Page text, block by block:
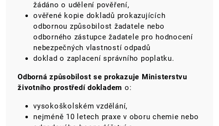
žádáno o udělení pověření,
ověřené kopie dokladů prokazujících
odbornou způsobilost žadatele nebo
odborného zástupce žadatele pro hodnocení
nebezpečných vlastností odpadů
doklad o zaplacení správního poplatku.
Odborná způsobilost se prokazuje Ministerstvu
životního prostředí dokladem o:
vysokoškolském vzdělání,
nejméně 10 letech praxe v oboru chemie nebo